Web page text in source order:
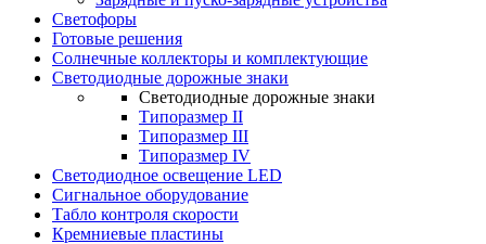
Светофоры
Готовые решения
Солнечные коллекторы и комплектующие
Светодиодные дорожные знаки
Светодиодные дорожные знаки
Типоразмер II
Типоразмер III
Типоразмер IV
Светодиодное освещение LED
Сигнальное оборудование
Табло контроля скорости
Кремниевые пластины